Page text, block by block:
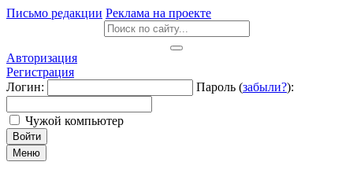
Письмо редакции Реклама на проекте
Авторизация
Регистрация
Логин:
Пароль (забыли?):
Чужой компьютер
Войти
Меню